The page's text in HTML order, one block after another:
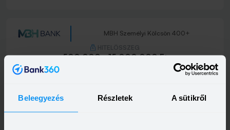
Beleegyezés Részletek A sütikről
MBH Személyi Kölcsön 400+
500 000 - 15 000 000 Ft
10,00 - 19,80%
KAMAT
9,39 - 17,99%
Minimum életkor:
18 év
Minimum munkaviszony:
3 hónap
Minimum jövedelem: